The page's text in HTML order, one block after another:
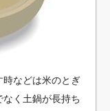
時などは米のとぎ
く土鍋が長持ち